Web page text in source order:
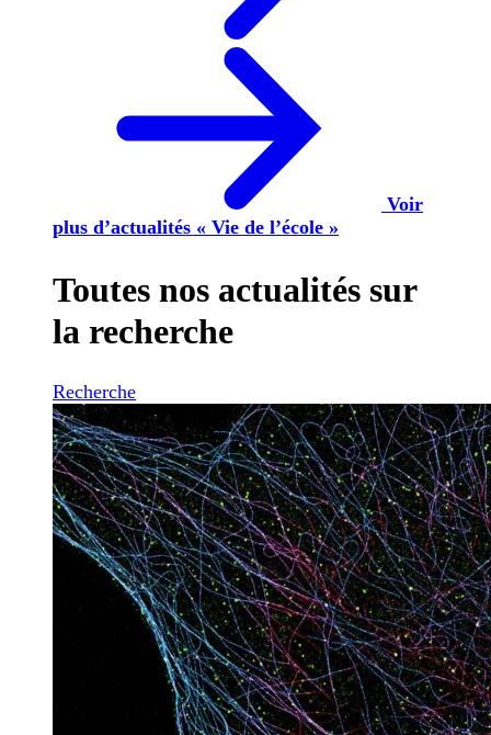
Voir
plus d’actualités « Vie de l’école »
Toutes nos actualités sur
la recherche
Recherche